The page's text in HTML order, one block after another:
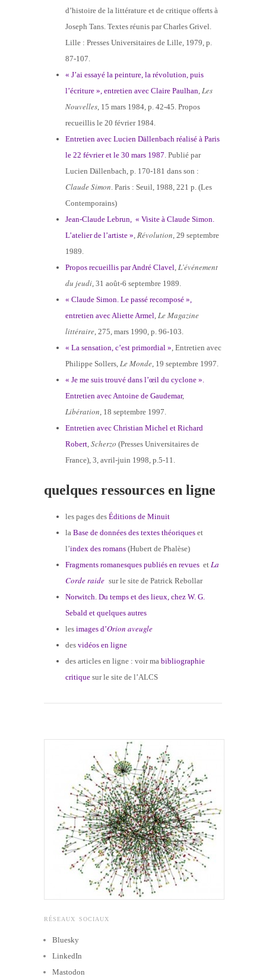
d’histoire de la littérature et de critique offerts à
Joseph Tans. Textes réunis par Charles Grivel.
Lille : Presses Universitaires de Lille, 1979, p.
87-107.
« J’ai essayé la peinture, la révolution, puis
l’écriture », entretien avec Claire Paulhan Les
Nouvelles , 15 mars 1984, p. 42-45. Propos
recueillis le 20 février 1984.
Entretien avec Lucien Dällenbach réalisé à Paris
le 22 février et le 30 mars 1987 . Publié par
Lucien Dällenbach, p. 170-181 dans son :
Claude Simon . Paris : Seuil, 1988, 221 p. (Les
Contemporains)
Jean-Claude Lebrun, « Visite à Claude Simon.
L’atelier de l’artiste » Révolution , 29 septembre
1989.
Propos recueillis par André Clavel L’événement
du jeudi , 31 août-6 septembre 1989.
« Claude Simon. Le passé recomposé »,
entretien avec Aliette Armel Le Magazine
littéraire , 275, mars 1990, p. 96-103.
« La sensation, c’est primordial » , Entretien avec
Philippe Sollers, Le Monde , 19 septembre 1997.
« Je me suis trouvé dans l’œil du cyclone ».
Entretien avec Antoine de Gaudemar,
Libération , 18 septembre 1997.
Entretien avec Christian Michel et Richard
Robert ,Scherzo (Presses Universitaires de
France), 3, avril-juin 1998, p.5-11.
quelques ressources en ligne
les pages desÉditions de Minuit
laBase de données des textes théoriques et
l’index des romans (Hubert de Phalèse)
Fragments romanesques publiés en revues et La
Corde raide sur le site de Patrick Rebollar
Norwitch. Du temps et des lieux, chez W. G.
Sebald et quelques autres
lesimages d’Orion aveugle
desvidéos en ligne
des articles en ligne : voir mabibliographie
critique sur le site de l’ALCS
RÉSEAUX SOCIAUX
Bluesky
LinkedIn
Mastodon